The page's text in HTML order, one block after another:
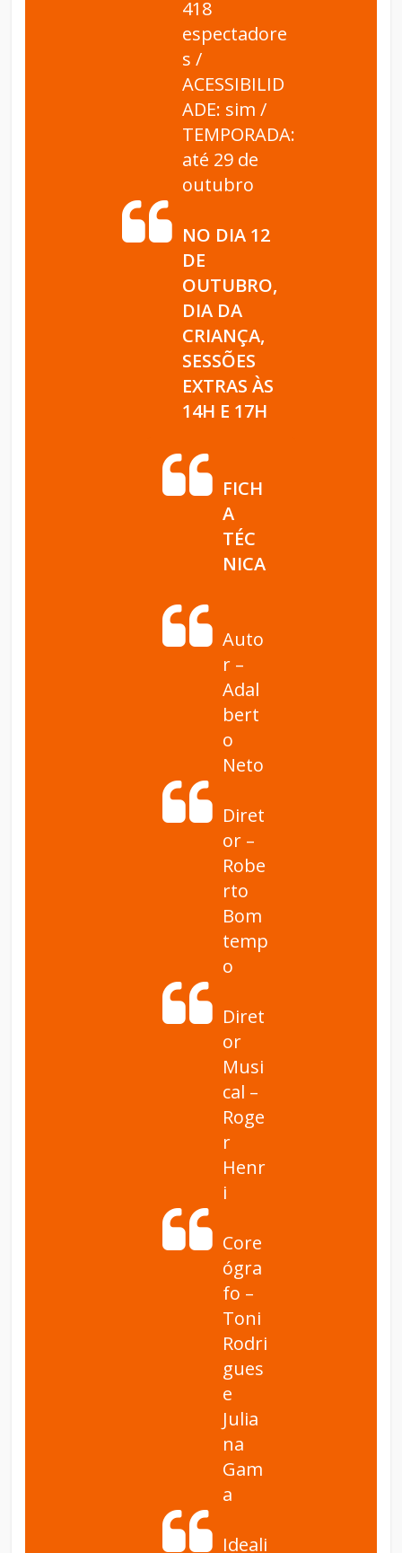
418
espectadore
s /
ACESSIBILID
ADE: sim /
TEMPORADA:
até 29 de
outubro
NO DIA 12
DE
OUTUBRO,
DIA DA
CRIANÇA,
SESSÕES
EXTRAS ÀS
14H E 17H
FICH
A
TÉC
NICA
Auto
r –
Adal
bert
o
Neto
Diret
or –
Robe
rto
Bom
temp
o
Diret
or
Musi
cal –
Roge
r
Henr
i
Core
ógra
fo –
Toni
Rodri
gues
e
Julia
na
Gam
a
Ideali